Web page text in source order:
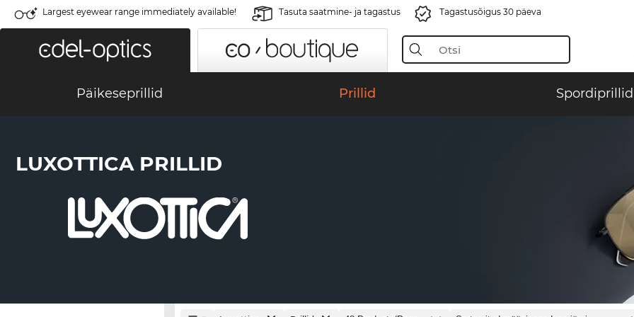
Largest eyewear range immediately available! Tasuta saatmine- ja tagastus Tagastusõigus 30 päeva
Päikeseprillid Prillid Spordiprillid
LUXOTTICA PRILLID